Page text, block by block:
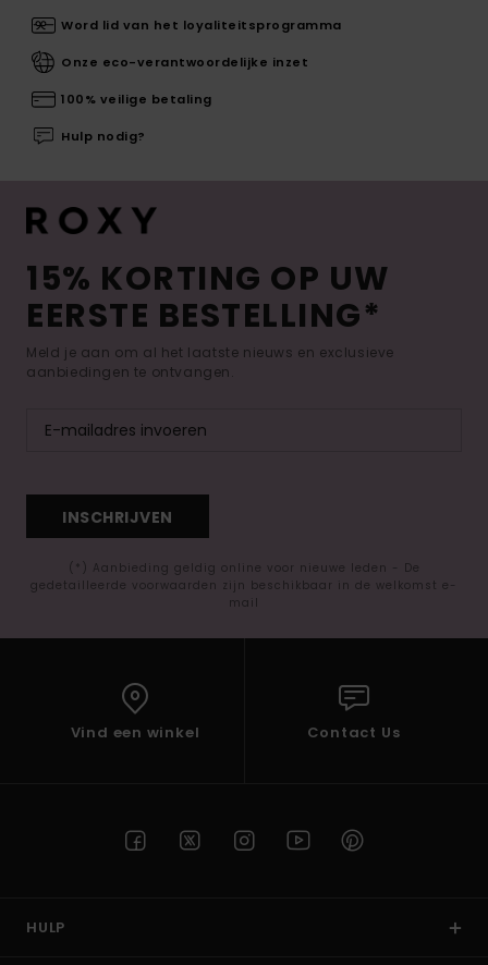
Word lid van het loyaliteitsprogramma
Onze eco-verantwoordelijke inzet
100% veilige betaling
Hulp nodig?
15% KORTING OP UW
EERSTE BESTELLING*
Meld je aan om al het laatste nieuws en exclusieve
aanbiedingen te ontvangen.
INSCHRIJVEN
(*) Aanbieding geldig online voor nieuwe leden - De
gedetailleerde voorwaarden zijn beschikbaar in de welkomst e-
mail
Vind een winkel Contact Us
HULP